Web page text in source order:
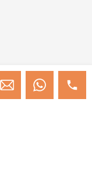
- Corretor de Imóveis